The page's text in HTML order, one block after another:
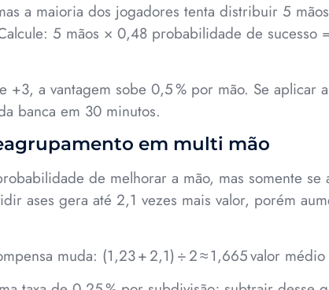
a maioria dos jogadores tenta distribuir 5
5 mãos × 0,48 probabilidade de sucesso
+3, a vantagem sobe 0,5 % por mão. Se aplicar
banca em 30 minutos.
em multi mão
de melhorar a mão, mas somente se
ases gera até 2,1 vezes mais valor, porém
muda: (1,23 + 2,1) ÷ 2 ≈ 1,665 valor